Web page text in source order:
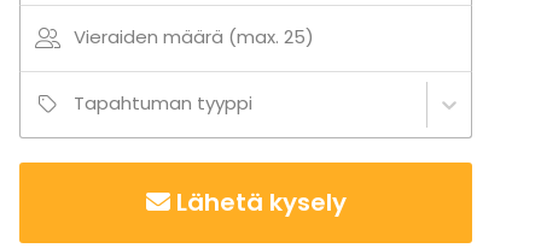
Vieraiden määrä (max. 25)
Tapahtuman tyyppi
Lähetä kysely